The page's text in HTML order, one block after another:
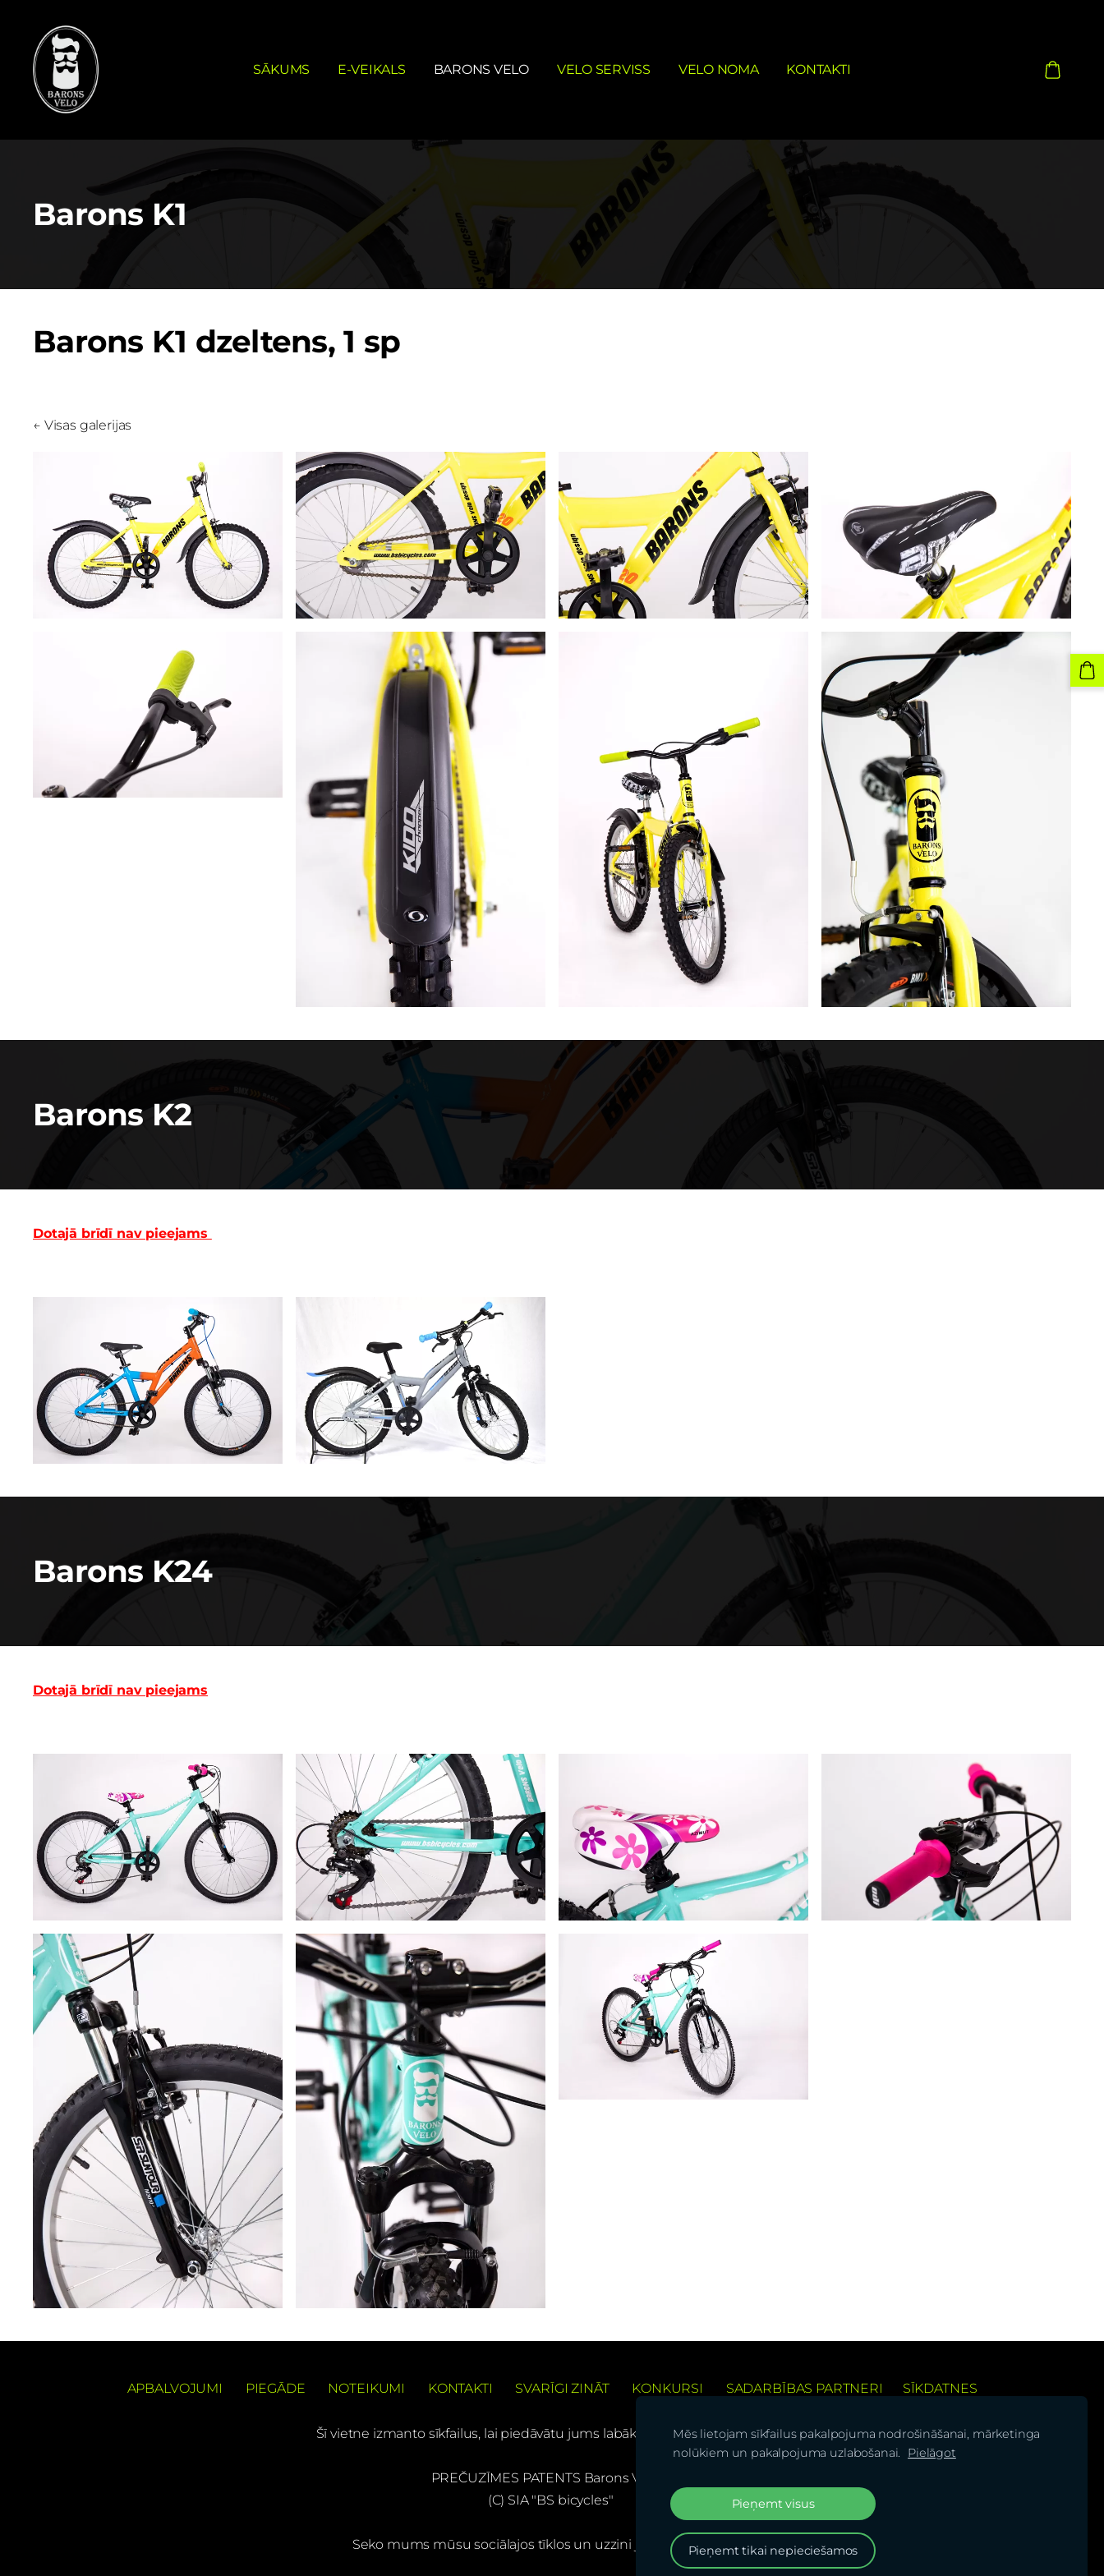
SĀKUMS E-VEIKALS BARONS VELO VELO SERVISS VELO NOMA KONTAKTI
Barons K1
Barons K1 dzeltens, 1 sp
Visas galerijas
Barons K2
Dotajā brīdī nav pieejams
Barons K24
Dotajā brīdī nav pieejams
APBALVOJUMI PIEGĀDE NOTEIKUMI KONTAKTI SVARĪGI ZINĀT KONKURSI SADARBĪBAS PARTNERI SĪKDATNES
Šī vietne izmanto sīkfailus, lai piedāvātu jums labāku pārlūkošanas pieredzi
PREČUZĪMES PATENTS Barons Velo®
(C) SIA "BS bicycles"
Seko mums mūsu sociālajos tīklos un uzzini jaunumus pirmais!
Mēs lietojam sīkfailus pakalpojuma nodrošināšanai, mārketinga
nolūkiem un pakalpojuma uzlabošanai.
Pielāgot
Pieņemt visus
Pieņemt tikai nepieciešamos